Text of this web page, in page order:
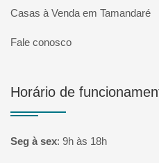
Casas à Venda em Tamandaré
Fale conosco
Horário de
Seg à sex: 9h às 18h